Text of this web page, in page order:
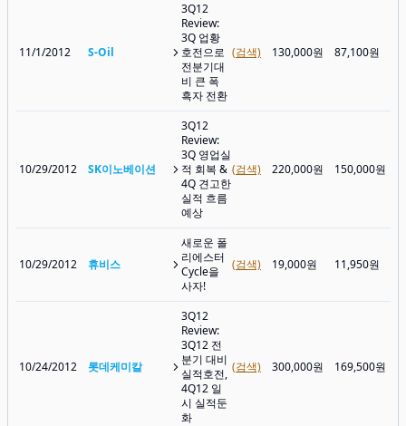
11/1/2012 S-Oil
3Q12
Review:
3Q 업황
호전으로
전분기대
비 큰 폭
흑자 전환
(검색) 130,000원 87,100원
10/29/2012 SK이노베이션
3Q12
Review:
3Q 영업실
적 회복 &
4Q 견고한
실적 흐름
예상
(검색) 220,000원 150,000원
10/29/2012 휴비스
새로운 폴
리에스터
Cycle을
사자!
(검색) 19,000원 11,950원
10/24/2012 롯데케미칼
3Q12
Review:
3Q12 전
분기 대비
실적호전,
4Q12 일
시 실적둔
화
(검색) 300,000원 169,500원